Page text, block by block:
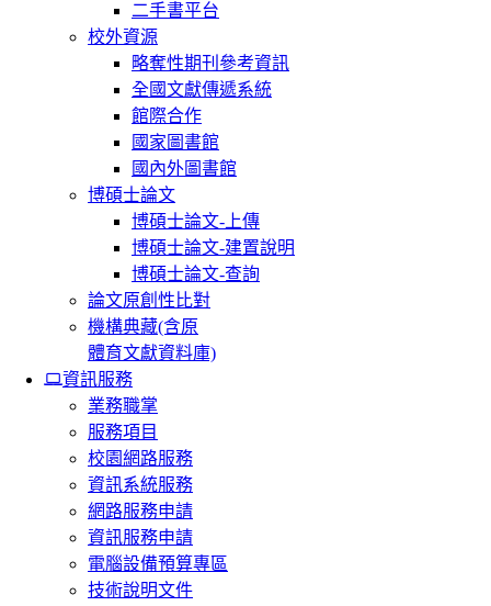
二手書平台
校外資源
略奪性期刊參考資訊
全國文獻傳遞系統
館際合作
國家圖書館
國內外圖書館
博碩士論文
博碩士論文-上傳
博碩士論文-建置說明
博碩士論文-查詢
論文原創性比對
機構典藏(含原
體育文獻資料庫)
資訊服務
業務職掌
服務項目
校園網路服務
資訊系統服務
網路服務申請
資訊服務申請
電腦設備預算專區
技術說明文件